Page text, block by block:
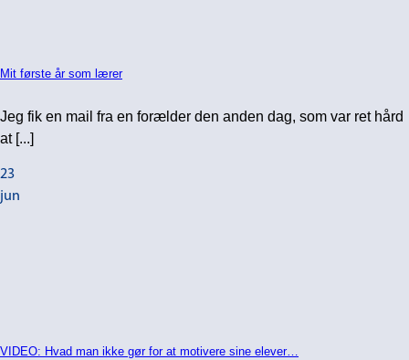
Mit første år som lærer
Jeg fik en mail fra en forælder den anden dag, som var ret hård
at [...]
23
jun
VIDEO: Hvad man ikke gør for at motivere sine elever…